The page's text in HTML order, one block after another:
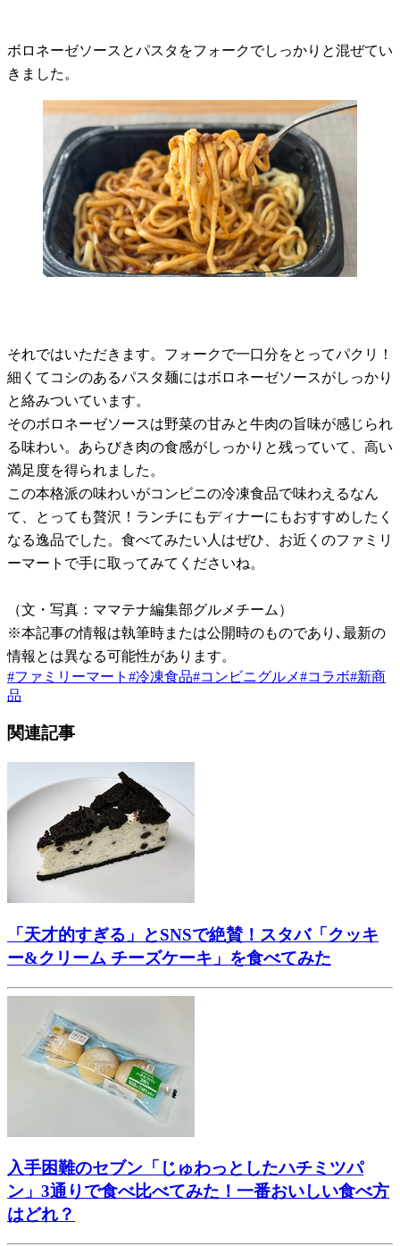
ボロネーゼソースとパスタをフォークでしっかりと混ぜてい
きました。
それではいただきます。フォークで一口分をとってパクリ！
細くてコシのあるパスタ麺にはボロネーゼソースがしっかり
と絡みついています。
そのボロネーゼソースは野菜の甘みと牛肉の旨味が感じられ
る味わい。あらびき肉の食感がしっかりと残っていて、高い
満足度を得られました。
この本格派の味わいがコンビニの冷凍食品で味わえるなん
て、とっても贅沢！ランチにもディナーにもおすすめしたく
なる逸品でした。食べてみたい人はぜひ、お近くのファミリ
ーマートで手に取ってみてくださいね。
（文・写真：ママテナ編集部グルメチーム）
※本記事の情報は執筆時または公開時のものであり､最新の
情報とは異なる可能性があります。
#ファミリーマート #冷凍食品#コンビニグルメ#コラボ#新商
品
関連記事
「天才的すぎる」とSNSで絶賛！スタバ「クッキ
ー&クリーム チーズケーキ」を食べてみた
入手困難のセブン「じゅわっとしたハチミツパ
ン」3通りで食べ比べてみた！一番おいしい食べ方
はどれ？